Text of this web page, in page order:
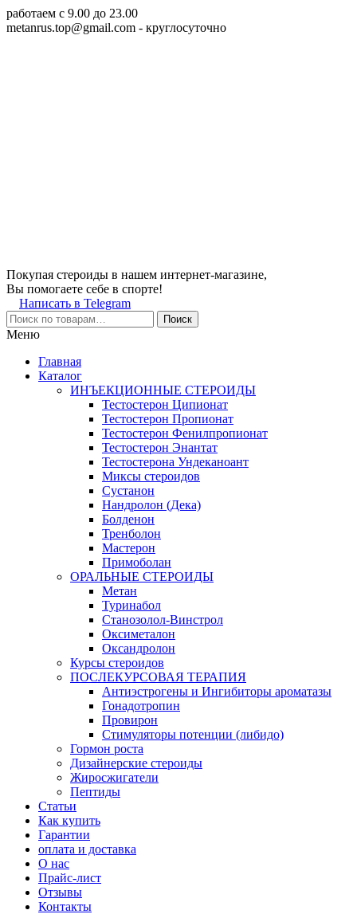
работаем c 9.00 до 23.00
metanrus.top@gmail.com - круглосуточно
Покупая стероиды в нашем интернет-магазине,
Вы помогаете себе в спорте!
Написать в Telegram
Поиск
Меню
Главная
Каталог
ИНЪЕКЦИОННЫЕ СТЕРОИДЫ
Тестостерон Ципионат
Тестостерон Пропионат
Тестостерон Фенилпропионат
Тестостерон Энантат
Тестостерона Ундеканоант
Миксы стероидов
Сустанон
Нандролон (Дека)
Болденон
Тренболон
Мастерон
Примоболан
ОРАЛЬНЫЕ СТЕРОИДЫ
Метан
Туринабол
Станозолол-Винстрол
Оксиметалон
Оксандролон
Курсы стероидов
ПОСЛЕКУРСОВАЯ ТЕРАПИЯ
Антиэстрогены и Ингибиторы ароматазы
Гонадотропин
Провирон
Стимуляторы потенции (либидо)
Гормон роста
Дизайнерские стероиды
Жиросжигатели
Пептиды
Статьи
Как купить
Гарантии
оплата и доставка
О нас
Прайс-лист
Отзывы
Контакты